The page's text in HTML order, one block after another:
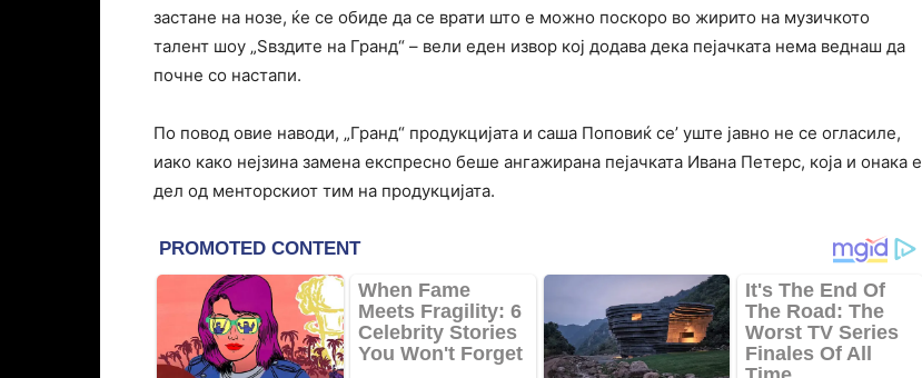
застане на нозе, ќе се обиде да се врати што е можно поскоро во жирито на музичкото
талент шоу „Ѕвздите на Гранд“ – вели еден извор кој додава дека пејачката нема веднаш да
почне со настапи.
По повод овие наводи, „Гранд“ продукцијата и саша Поповиќ се’ уште јавно не се огласиле,
иако како нејзина замена експресно беше ангажирана пејачката Ивана Петерс, која и онака е
дел од менторскиот тим на продукцијата.